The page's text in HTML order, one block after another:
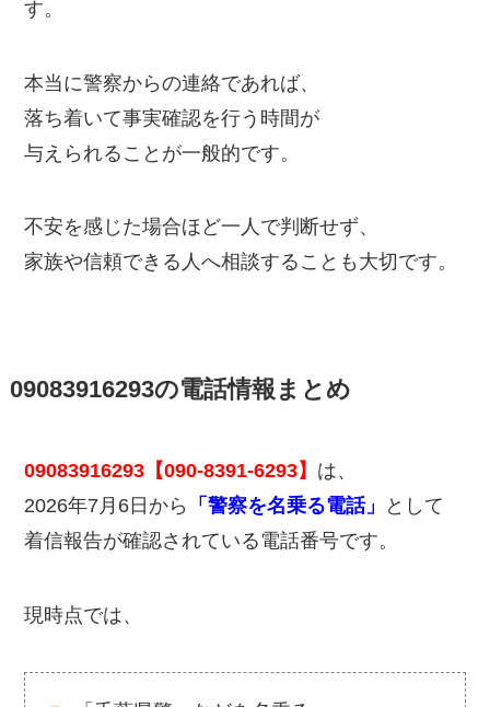
す。
本当に警察からの連絡であれば、
落ち着いて事実確認を行う時間が
与えられることが一般的です。
不安を感じた場合ほど一人で判断せず、
家族や信頼できる人へ相談することも大切です。
09083916293の電話情報まとめ
09083916293【090-8391-6293】 は、
2026年7月6日から
「警察を名乗る電話」
として
着信報告が確認されている電話番号です。
現時点では、